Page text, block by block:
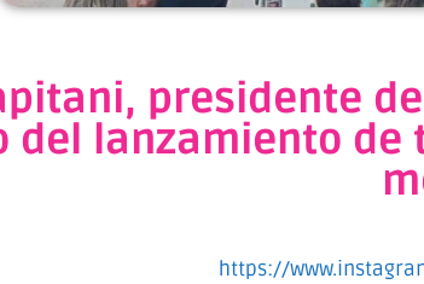
presidente
del lanzamiento
https://